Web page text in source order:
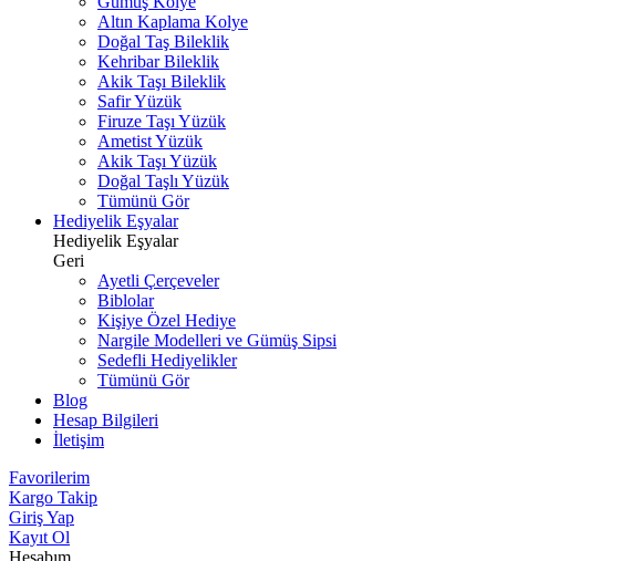
Altın Kaplama Kolye
Doğal Taş Bileklik
Kehribar Bileklik
Akik Taşı Bileklik
Safir Yüzük
Firuze Taşı Yüzük
Ametist Yüzük
Akik Taşı Yüzük
Doğal Taşlı Yüzük
Tümünü Gör
Hediyelik Eşyalar
Hediyelik Eşyalar
Geri
Ayetli Çerçeveler
Biblolar
Kişiye Özel Hediye
Nargile Modelleri ve Gümüş Sipsi
Sedefli Hediyelikler
Tümünü Gör
Blog
Hesap Bilgileri
İletişim
Favorilerim
Kargo Takip
Giriş Yap
Kayıt Ol
Hesabım